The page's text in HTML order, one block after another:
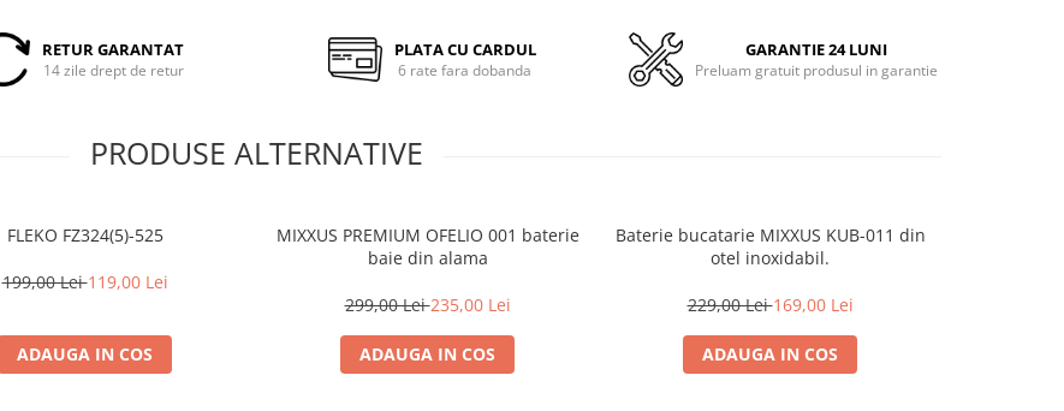
RETUR GARANTAT
14 zile drept de retur
PLATA CU CARDUL
6 rate fara dobanda
GARANTIE 24 LUNI
Preluam gratuit produsul in garantie
PRODUSE ALTERNATIVE
FLEKO FZ324(5)-525
199,00 Lei119,00 Lei
ADAUGA IN COS
MIXXUS PREMIUM OFELIO 001 baterie
baie din alama
299,00 Lei235,00 Lei
ADAUGA IN COS
Baterie bucatarie MIXXUS KUB-011 din
otel inoxidabil.
229,00 Lei169,00 Lei
ADAUGA IN COS